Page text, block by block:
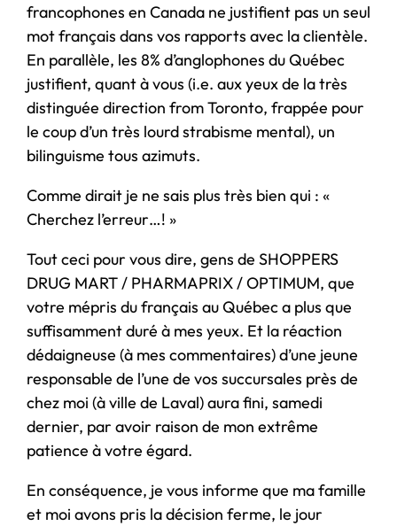
francophones en Canada ne justifient pas un seul
mot français dans vos rapports avec la clientèle.
En parallèle, les 8% d’anglophones du Québec
justifient, quant à vous (i.e. aux yeux de la très
distinguée direction from Toronto, frappée pour
le coup d’un très lourd strabisme mental), un
bilinguisme tous azimuts.
Comme dirait je ne sais plus très bien qui : «
Cherchez l’erreur…! »
Tout ceci pour vous dire, gens de SHOPPERS
DRUG MART / PHARMAPRIX / OPTIMUM, que
votre mépris du français au Québec a plus que
suffisamment duré à mes yeux. Et la réaction
dédaigneuse (à mes commentaires) d’une jeune
responsable de l’une de vos succursales près de
chez moi (à ville de Laval) aura fini, samedi
dernier, par avoir raison de mon extrême
patience à votre égard.
En conséquence, je vous informe que ma famille
et moi avons pris la décision ferme, le jour